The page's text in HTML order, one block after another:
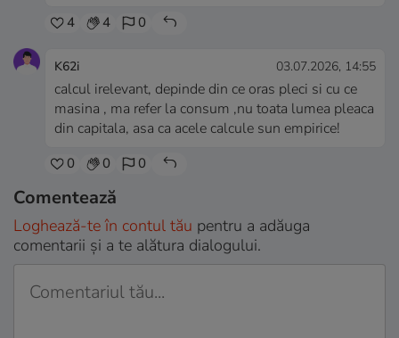
4 4 0
K62i 03.07.2026, 14:55
calcul irelevant, depinde din ce oras pleci si cu ce
masina , ma refer la consum ,nu toata lumea pleaca
din capitala, asa ca acele calcule sun empirice!
0 0 0
Comentează
Loghează-te în contul tău pentru a adăuga
comentarii și a te alătura dialogului.